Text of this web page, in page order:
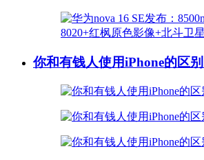
你和有钱人使用iPhone的区别